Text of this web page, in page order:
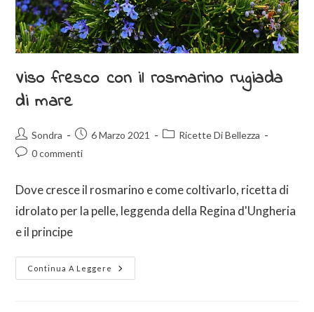
Viso fresco con il rosmarino rugiada
di mare
Sondra 6 Marzo 2021
Ricette Di Bellezza
0 commenti
Dove cresce il rosmarino e come coltivarlo, ricetta di
idrolato per la pelle, leggenda della Regina d'Ungheria
e il principe
Continua A Leggere